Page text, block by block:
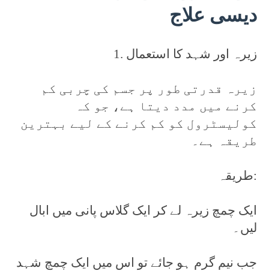
دیسی علاج
1. زیرہ اور شہد کا استعمال
زیرہ قدرتی طور پر جسم کی چربی کم
کرنے میں مدد دیتا ہے، جو کہ
کولیسٹرول کو کم کرنے کے لیے بہترین
طریقہ ہے۔
طریقہ:
ایک چمچ زیرہ لے کر ایک گلاس پانی میں ابال
لیں۔
جب نیم گرم ہو جائے تو اس میں ایک چمچ شہد